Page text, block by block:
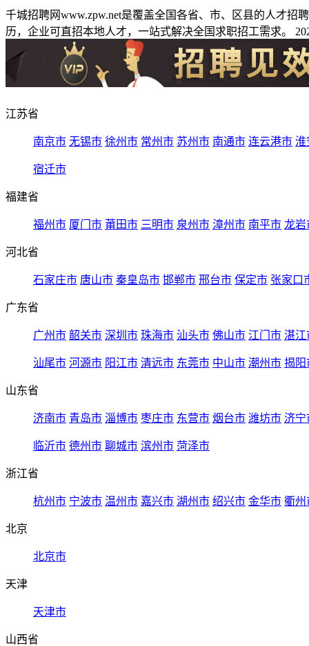
千城招聘网www.zpw.net是覆盖全国各省、市、区县的人才
历，企业可直招本地人才，一站式解决全国求职招工需求。
江苏省
南京市 无锡市 徐州市 常州市 苏州市 南通市 连云港市 淮
宿迁市
福建省
福州市 厦门市 莆田市 三明市 泉州市 漳州市 南平市 龙岩
河北省
石家庄市 唐山市 秦皇岛市 邯郸市 邢台市 保定市 张家口
广东省
广州市 韶关市 深圳市 珠海市 汕头市 佛山市 江门市 湛江
汕尾市 河源市 阳江市 清远市 东莞市 中山市 潮州市 揭阳
山东省
济南市 青岛市 淄博市 枣庄市 东营市 烟台市 潍坊市 济宁
临沂市 德州市 聊城市 滨州市 菏泽市
浙江省
杭州市 宁波市 温州市 嘉兴市 湖州市 绍兴市 金华市 衢州
北京
北京市
天津
天津市
山西省